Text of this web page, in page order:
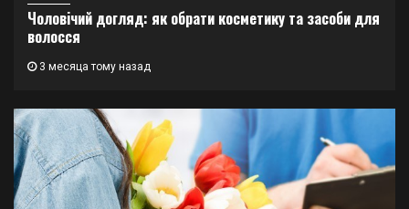
Чоловічий догляд: як обрати косметику та засоби для
волосся
3 месяца тому назад